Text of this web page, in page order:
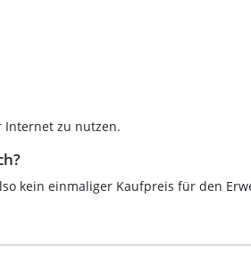
Internet zu nutzen.
kein einmaliger Kaufpreis für den